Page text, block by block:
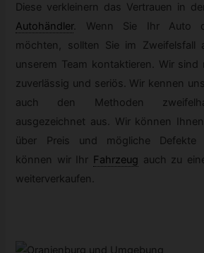
Diese verkleinern das Vertrauen in
Autohändler. Wenn Sie Ihr Auto
möchten, sollten Sie im Zweifelsfall
unserem Team kontaktieren. Wir
zuverlässig und seriös. Wir kennen
auch den Methoden
ausgezeichnet aus. Wir können
über Preis und mögliche Defekte
können wir Ihr Fahrzeug auch zu
weiterverkaufen.